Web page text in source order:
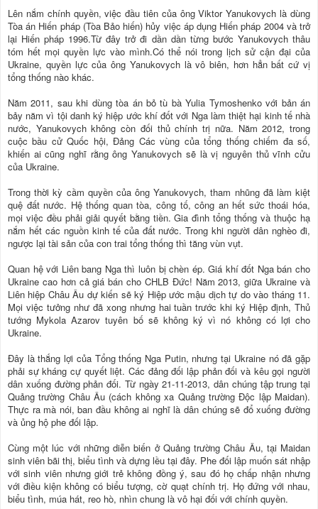
Lên nắm chính quyền, việc đầu tiên của ông Viktor Yanukovych là dùng
Tòa án Hiến pháp (Tòa Bảo hiến) hủy việc áp dụng Hiến pháp 2004 và trở
lại Hiến pháp 1996.Từ đây trở đi dần dần từng bước Yanukovych thâu
tóm hết mọi quyền lực vào mình.Có thể nói trong lịch sử cận đại của
Ukraine, quyền lực của ông Yanukovych là vô biên, hơn hẳn bất cứ vị
tổng thống nào khác.
Năm 2011, sau khi dùng tòa án bỏ tù bà Yulia Tymoshenko với bản án
bảy năm vì tội danh ký hiệp ước khí đốt với Nga làm thiệt hại kinh tế nhà
nước, Yanukovych không còn đối thủ chính trị nữa. Năm 2012, trong
cuộc bầu cử Quốc hội, Đảng Các vùng của tổng thống chiếm đa số,
khiến ai cũng nghĩ rằng ông Yanukovych sẽ là vị nguyên thủ vĩnh cửu
của Ukraine.
Trong thời kỳ cầm quyền của ông Yanukovych, tham nhũng đã làm kiệt
quệ đất nước. Hệ thống quan tòa, công tố, công an hết sức thoái hóa,
mọi việc đều phải giải quyết bằng tiền. Gia đình tổng thống và thuộc hạ
nắm hết các nguồn kinh tế của đất nước. Trong khi người dân nghèo đi,
ngược lại tài sản của con trai tổng thống thì tăng vùn vụt.
Quan hệ với Liên bang Nga thì luôn bị chèn ép. Giá khí đốt Nga bán cho
Ukraine cao hơn cả giá bán cho CHLB Đức! Năm 2013, giữa Ukraine và
Liên hiệp Châu Âu dự kiến sẽ ký Hiệp ước mậu dịch tự do vào tháng 11.
Mọi việc tưởng như đã xong nhưng hai tuần trước khi ký Hiệp định, Thủ
tướng Mykola Azarov tuyên bố sẽ không ký vì nó không có lợi cho
Ukraine.
Đây là thắng lợi của Tổng thống Nga Putin, nhưng tại Ukraine nó đã gặp
phải sự kháng cự quyết liệt. Các đảng đối lập phản đối và kêu gọi người
dân xuống đường phản đối. Từ ngày 21-11-2013, dân chúng tập trung tại
Quảng trường Châu Âu (cách không xa Quảng trường Độc lập Maidan).
Thực ra mà nói, ban đầu không ai nghĩ là dân chúng sẽ đổ xuống đường
và ủng hộ phe đối lập.
Cùng một lúc với những diễn biến ở Quảng trường Châu Âu, tại Maidan
sinh viên bãi thị, biểu tình và dựng lều tại đây. Phe đối lập muốn sát nhập
với sinh viên nhưng giới trẻ không đồng ý, sau đó họ chấp nhận nhưng
với điều kiện không có biểu tượng, cờ quạt chính trị. Họ đứng với nhau,
biểu tình, múa hát, reo hò, nhìn chung là vô hại đối với chính quyền.